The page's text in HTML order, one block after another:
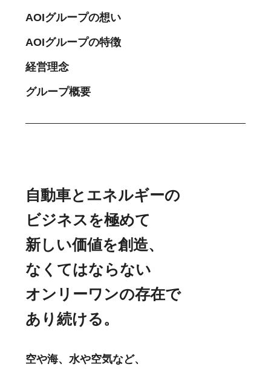
AOIグループの想い
AOIグループの特徴
経営理念
グループ概要
自動車とエネルギーの
ビジネスを極めて
新しい価値を創造、
なくてはならない
オンリーワンの存在で
あり続ける。
空や海、水や空気など、